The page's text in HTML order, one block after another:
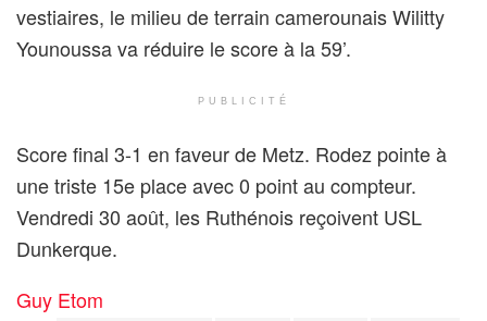
vestiaires, le milieu de terrain camerounais Wilitty
Younoussa va réduire le score à la 59’.
PUBLICITÉ
Score final 3-1 en faveur de Metz. Rodez pointe à
une triste 15e place avec 0 point au compteur.
Vendredi 30 août, les Ruthénois reçoivent USL
Dunkerque.
Guy Etom